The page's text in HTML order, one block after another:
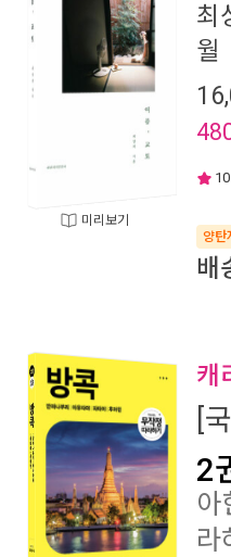
미리보기
최
월
양탄
배
캐
[
2
아
라